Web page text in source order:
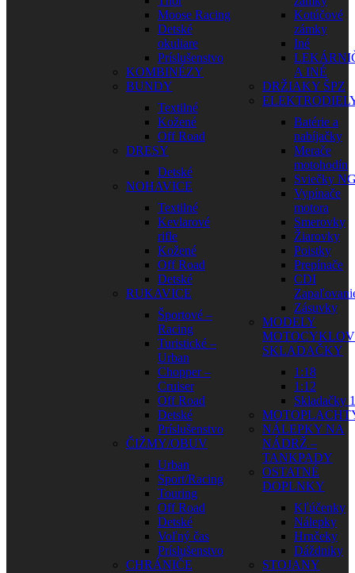
Moose Racing
Detské
okuliare
Príslušenstvo
KOMBINÉZY
BUNDY
Textilné
Kožené
Off Road
DRESY
Detské
NOHAVICE
Textilné
Kevlarové
rifle
Kožené
Off Road
Detské
RUKAVICE
Športové –
Racing
Turistické –
Urban
Chopper –
Cruiser
Off Road
Detské
Príslušenstvo
ČIŽMY/OBUV
Urban
Sport/Racing
Touring
Off Road
Detské
Voľný čas
Príslušenstvo
CHRÁNIČE
Kotúčové
zámky
Iné
A INÉ
DRŽIAKY ŠPZ
Batérie a
nabíjačky
Merače
motohodín
Sviečky
Vypínače
motora
Smerovky
Žiarovky
Poistky
Prepínače
CDI
Zásuvky
MODELY
SKLADAČKY
1:18
1:12
Skladačky
NÁLEPKY NA
NÁDRŽ –
TANKPADY
OSTATNÉ
DOPLNKY
Kľúčenky
Nálepky
Hrnčeky
Dáždniky
STOJANY